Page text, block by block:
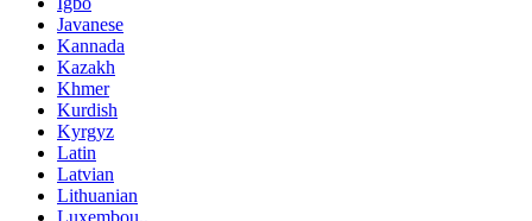
Javanese
Kannada
Kazakh
Khmer
Kurdish
Kyrgyz
Latin
Latvian
Lithuanian
Luxembou..